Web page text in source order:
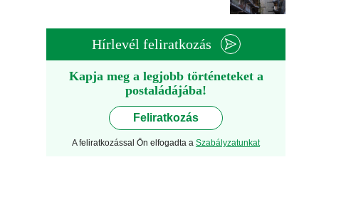
Hírlevél feliratkozás
Kapja meg a legjobb történeteket a
postaládájába!
Feliratkozás
A feliratkozással Ön elfogadta a Szabályzatunkat